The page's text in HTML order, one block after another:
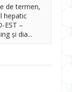
de termen,
hepatic
EST –
și dia...